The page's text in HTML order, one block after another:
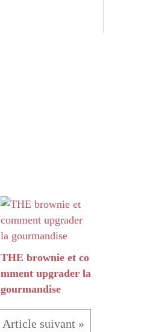
THE brownie et co
mment upgrader la
gourmandise